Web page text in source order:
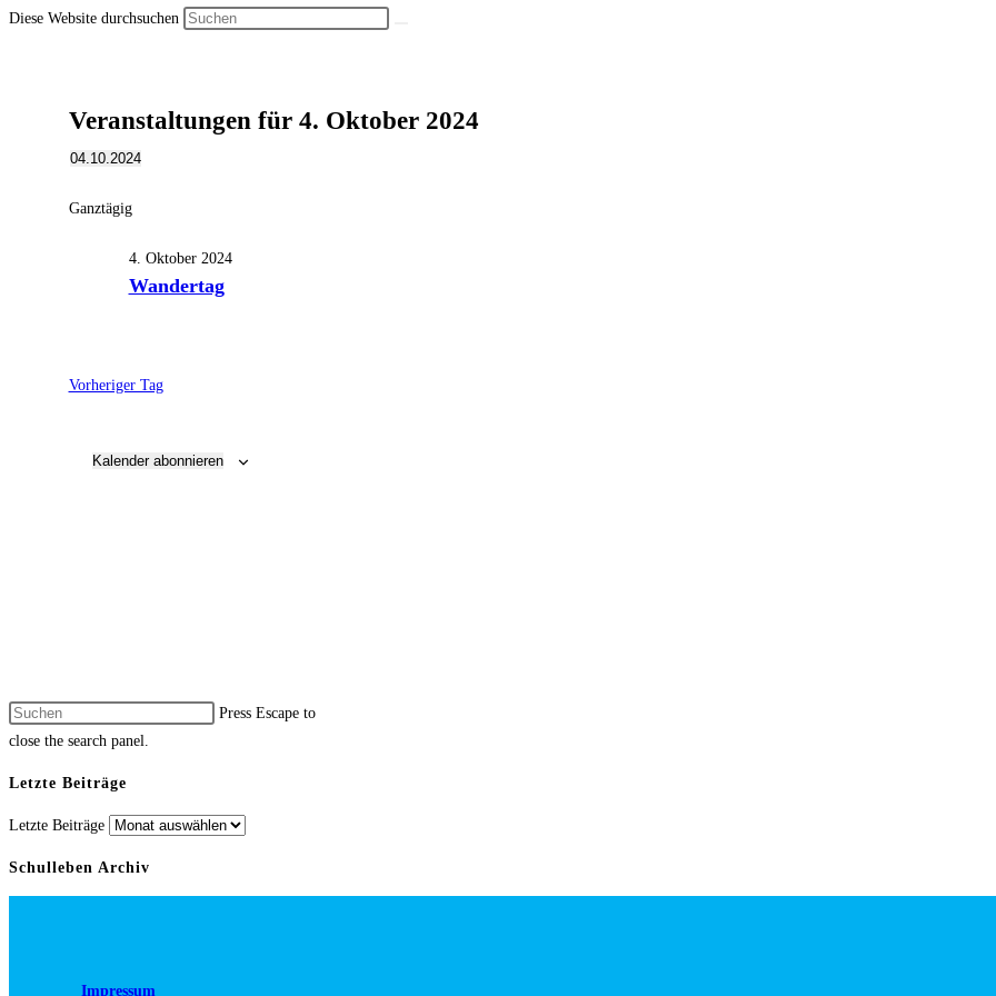
Diese Website durchsuchen
Veranstaltungen für 4. Oktober 2024
04.10.2024
wählen.
Ganztägig
Wandertag
4. Oktober 2024
Vorheriger Tag
Kalender abonnieren
Press Escape to
close the search panel.
Letzte Beiträge
Letzte Beiträge
Schulleben Archiv
Impressum